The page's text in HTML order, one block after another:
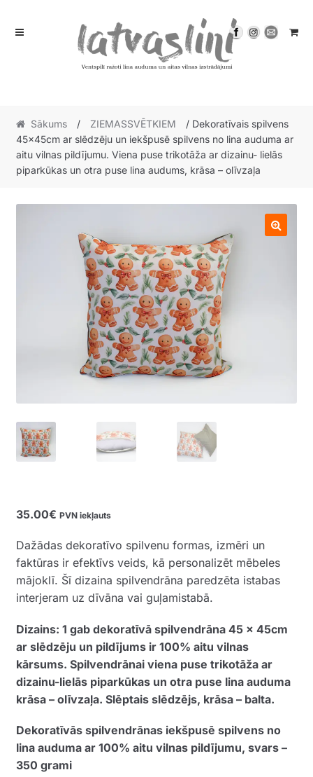
Skip
Skip
Sākums / ZIEMASSVĒTKIEM
/ Dekoratīvais spilvens
45x45cm ar slēdzēju un iekšpusē spilvens no lina auduma ar
aitu vilnas pildījumu. Viena puse trikotāža ar dizainu- lielās
piparkūkas un otra puse lina audums, krāsa – olīvzaļa
35.00€ PVN iekļauts
Dažādas dekoratīvo spilvenu formas, izmēri un
faktūras ir efektīvs veids, kā personalizēt mēbeles
mājoklī. Šī dizaina spilvendrāna paredzēta istabas
interjeram uz dīvāna vai guļamistabā.
Dizains: 1 gab dekoratīvā spilvendrāna 45 x 45cm
ar slēdzēju un pildījums ir 100% aitu vilnas
kārsums. Spilvendrānai viena puse trikotāža ar
dizainu-lielās piparkūkas un otra puse lina auduma
krāsa – olīvzaļa. Slēptais slēdzējs, krāsa – balta.
Dekoratīvās spilvendrānas iekšpusē spilvens no
lina auduma ar 100% aitu vilnas pildījumu, svars –
350 grami